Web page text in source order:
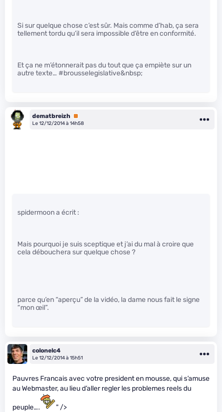
Si sur quelque chose c’est sûr. Mais comme d’hab, ça sera
tellement tordu qu’il sera impossible d’être en conformité.
Et ça ne m’étonnerait pas du tout que ça empiète sur un
autre texte… #brousselegislative&nbsp;
dematbreizh Premium
Le 12/12/2014 à 14h58
spidermoon a écrit :
Mais pourquoi je suis sceptique et j’ai du mal à croire que
cela débouchera sur quelque chose ?
parce qu’en “aperçu” de la vidéo, la dame nous fait le signe
“mon œil”.
colonelc4
Le 12/12/2014 à 15h51
Pauvres Francais avec votre president en mousse, qui s’amuse
au Webmaster, au lieu d’aller regler les problemes reels du
peuple…. " />